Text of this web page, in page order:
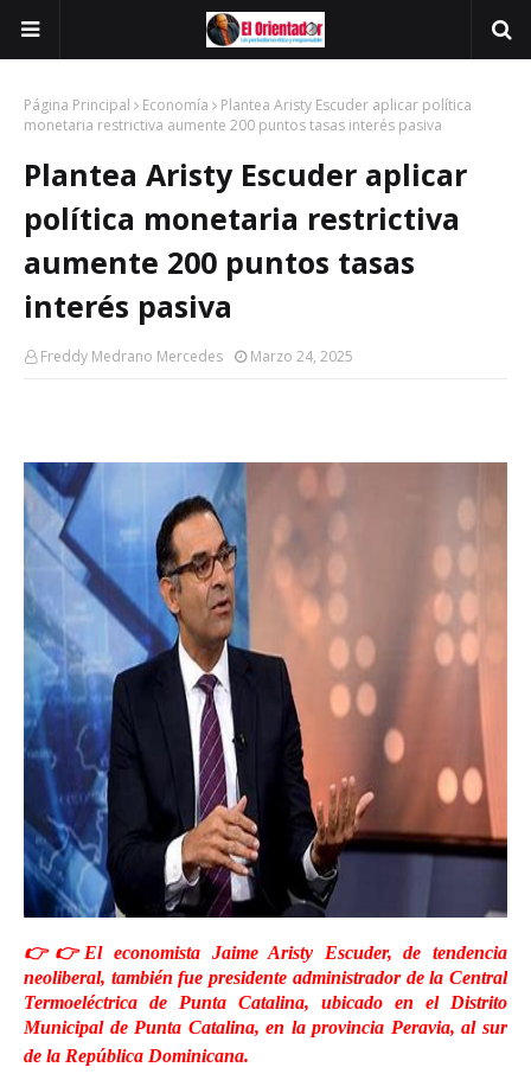
Página Principal Economía
Plantea Aristy Escuder aplicar política
monetaria restrictiva aumente 200 puntos tasas interés pasiva
Plantea Aristy Escuder aplicar
política monetaria restrictiva
aumente 200 puntos tasas
interés pasiva
Freddy Medrano Mercedes Marzo 24, 2025
👉👉El economista Jaime Aristy Escuder, de tendencia
neoliberal, también fue presidente administrador de la Central
Termoeléctrica de Punta Catalina, ubicado en el Distrito
Municipal de Punta Catalina, en la provincia Peravia, al sur
de la República Dominicana.